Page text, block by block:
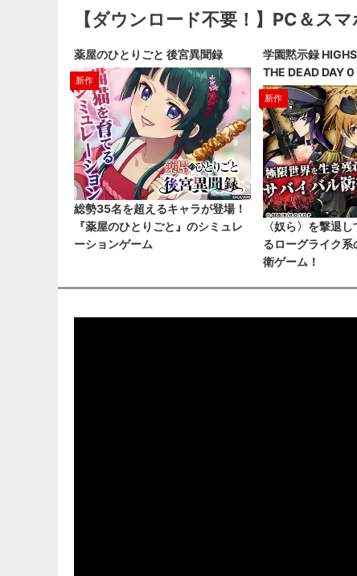
【ダウンロード不要！】PC＆ス
薬屋のひとりごと 後宮異聞録
新作
総勢35名を超えるキャラが登場！
『薬屋のひとりごと』のシミュレ
ーションゲーム
学園黙示録
THE DEAD DAY 0
新作
〈奴ら〉を撃退
るローグライク
衛ゲーム！